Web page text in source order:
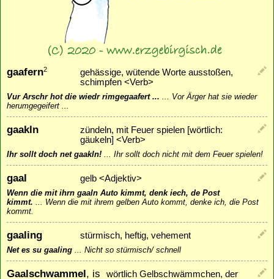
gaafern2
gehässige, wütende Worte ausstoßen,
schimpfen <Verb>
Vur Arschr hot die wiedr rimgegaafert ...
Vor Ärger hat sie wieder
herumgegeifert ...
gaakln
zündeln, mit Feuer spielen [wörtlich:
gäukeln] <Verb>
Ihr sollt doch net gaakln! Ihr sollt doch nicht mit dem Feuer spielen!
gaal gelb <Adjektiv>
Wenn die mit ihrn gaaln Auto kimmt, denk iech, de Post
kimmt.
Wenn die mit ihrem gelben Auto kommt, denke ich, die Post
kommt.
gaaling stürmisch, heftig, vehement
Net es su gaaling Nicht so stürmisch/ schnell
Gaalschwammel, is
wörtlich Gelbschwämmchen, der